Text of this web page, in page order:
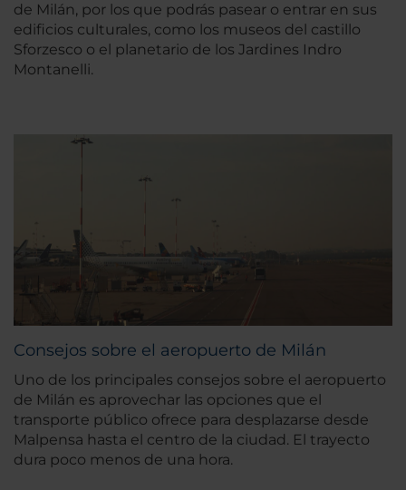
de Milán, por los que podrás pasear o entrar en sus
edificios culturales, como los museos del castillo
Sforzesco o el planetario de los Jardines Indro
Montanelli.
Consejos sobre el aeropuerto de Milán
Uno de los principales consejos sobre el aeropuerto
de Milán es aprovechar las opciones que el
transporte público ofrece para desplazarse desde
Malpensa hasta el centro de la ciudad. El trayecto
dura poco menos de una hora.